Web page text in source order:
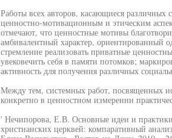
Работы всех авторов, касающиеся
ценностно-мотивационным и этическим
отмечают, что ценностные мотивы
амбивалентный характер, ориентированный
стремление реализовать приватные
увековечить себя в памяти потомков;
активность для получения различных
Между тем, системных работ, посвященных
конкретно в ценностном измерении
' Нечипорова, Е.В. Основные идеи и практики
христианских церквей: компаративный